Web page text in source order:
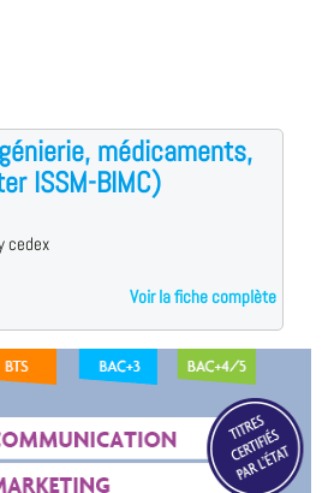
médicaments,
ISSM-BIMC)
cedex
Voir la fiche complète